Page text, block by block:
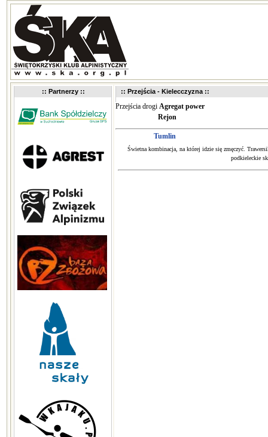
:: Partnerzy :: :: Przejścia - Kielecczyzna ::
Przejścia drogi Agregat power
Rejon
Tumlin
Świetna kombinacja, na której idzie się zmęczyć.
podkieleckie